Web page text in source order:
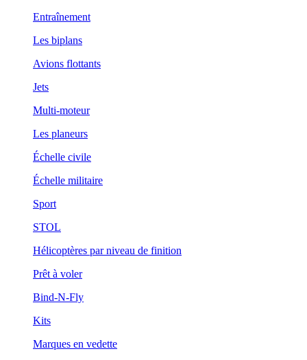
Entraînement
Les biplans
Avions flottants
Jets
Multi-moteur
Les planeurs
Échelle civile
Échelle militaire
Sport
STOL
Hélicoptères par niveau de finition
Prêt à voler
Bind-N-Fly
Kits
Marques en vedette